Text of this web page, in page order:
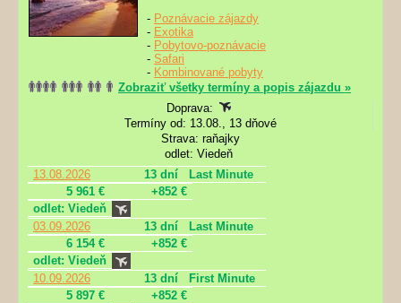
- Poznávacie zájazdy
- Exotika
- Pobytovo-poznávacie
- Safari
- Kombinované pobyty
Zobraziť všetky termíny a popis zájazdu »
Doprava:
Termíny od: 13.08., 13 dňové
Strava: raňajky
odlet: Viedeň
13.08.2026
13 dní
Last Minute
5 961 €
+852 €
odlet: Viedeň
03.09.2026
13 dní
Last Minute
6 154 €
+852 €
odlet: Viedeň
10.09.2026
13 dní
First Minute
5 897 €
+852 €